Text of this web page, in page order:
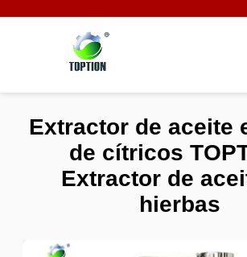
Extractor de aceite
de cítricos
Extractor de
hierbas